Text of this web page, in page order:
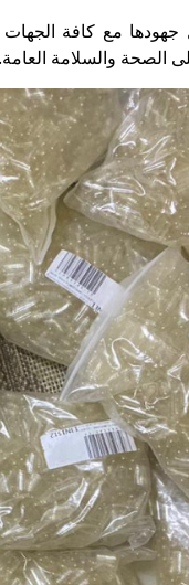
مع كافة
الصحة والسلامة العامة.